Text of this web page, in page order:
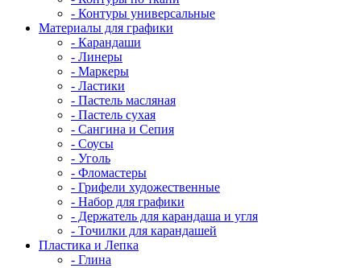
- Контуры универсальные
Материалы для графики
- Карандаши
- Линеры
- Маркеры
- Ластики
- Пастель масляная
- Пастель сухая
- Сангина и Сепия
- Соусы
- Уголь
- Фломастеры
- Грифели художественные
- Набор для графики
- Держатель для карандаша и угля
- Точилки для карандашей
Пластика и Лепка
- Глина